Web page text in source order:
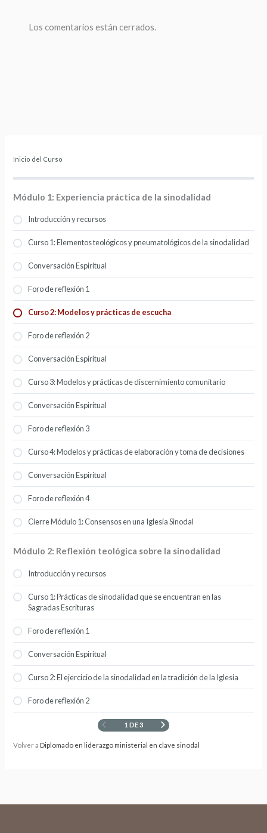
Inicio del Curso
Módulo 1: Experiencia práctica de la sinodalidad
Introducción y recursos
Curso 1: Elementos teológicos y pneumatológicos de la sinodalidad
Conversación Espiritual
Foro de reflexión 1
Curso 2: Modelos y prácticas de escucha
Foro de reflexión 2
Conversación Espiritual
Curso 3: Modelos y prácticas de discernimiento comunitario
Conversación Espiritual
Foro de reflexión 3
Curso 4: Modelos y prácticas de elaboración y toma de decisiones
Conversación Espiritual
Foro de reflexión 4
Cierre Módulo 1: Consensos en una Iglesia Sinodal
Módulo 2: Reflexión teológica sobre la sinodalidad
Introducción y recursos
Curso 1: Prácticas de sinodalidad que se encuentran en las
Sagradas Escrituras
Foro de reflexión 1
Conversación Espiritual
Curso 2: El ejercicio de la sinodalidad en la tradición de la Iglesia
Foro de reflexión 2
1 DE 3
Volver aDiplomado en liderazgo ministerial en clave sinodal
Los comentarios están cerrados.